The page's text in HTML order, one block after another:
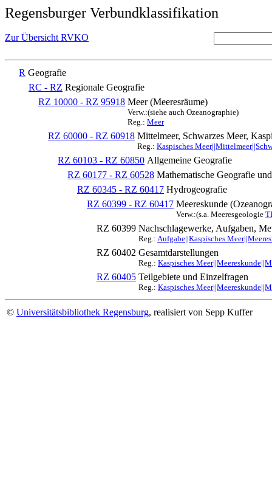
Regensburger Verbundklassifikation
Zur Übersicht RVKO
R Geografie
RC - RZ Regionale Geografie
RZ 10000 - RZ 95918 Meer (Meeresräume)
Verw.:(siehe auch Ozeanographie)
Reg.: Meer
RZ 60000 - RZ 60918 Mittelmeer, Schwarzes Meer,
Reg.: Kaspisches
RZ 60103 - RZ 60850 Allgemeine Geografie
RZ 60177 - RZ 60528 Mathematische Geografie
RZ 60345 - RZ 60417 Hydrogeografie
RZ 60399 - RZ 60417 Meereskunde
Verw.:(s.a. Meeresgeologie
RZ 60399 Nachschlagewerke, Aufgaben,
Reg.: Aufgabe||Kaspisches
RZ 60402 Gesamtdarstellungen
Reg.: Kaspisches
RZ 60405 Teilgebiete und Einzelfragen
Reg.: Kaspisches
© Universitätsbibliothek Regensburg, realisiert von Sepp Kuffer